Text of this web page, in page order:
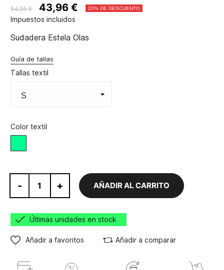
54,95 € 43,96 € 20% DE DESCUENTO
Impuestos incluidos
Sudadera Estela Olas
Guía de tallas
Tallas textil
Color textil
- + AÑADIR AL CARRITO
Últimas unidades en stock
Añadir a favoritos Añadir a comparar